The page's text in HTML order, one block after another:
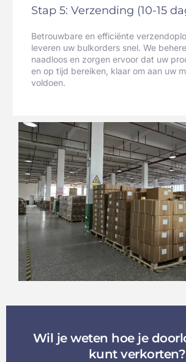
Stap 5: Verzending (10-15
Betrouwbare en efficiënte
leveren uw bulkorders snel. We
naadloos en zorgen ervoor dat uw
en op tijd bereiken, klaar om aan uw
voldoen.
Wil je weten hoe je
kunt verkorten?